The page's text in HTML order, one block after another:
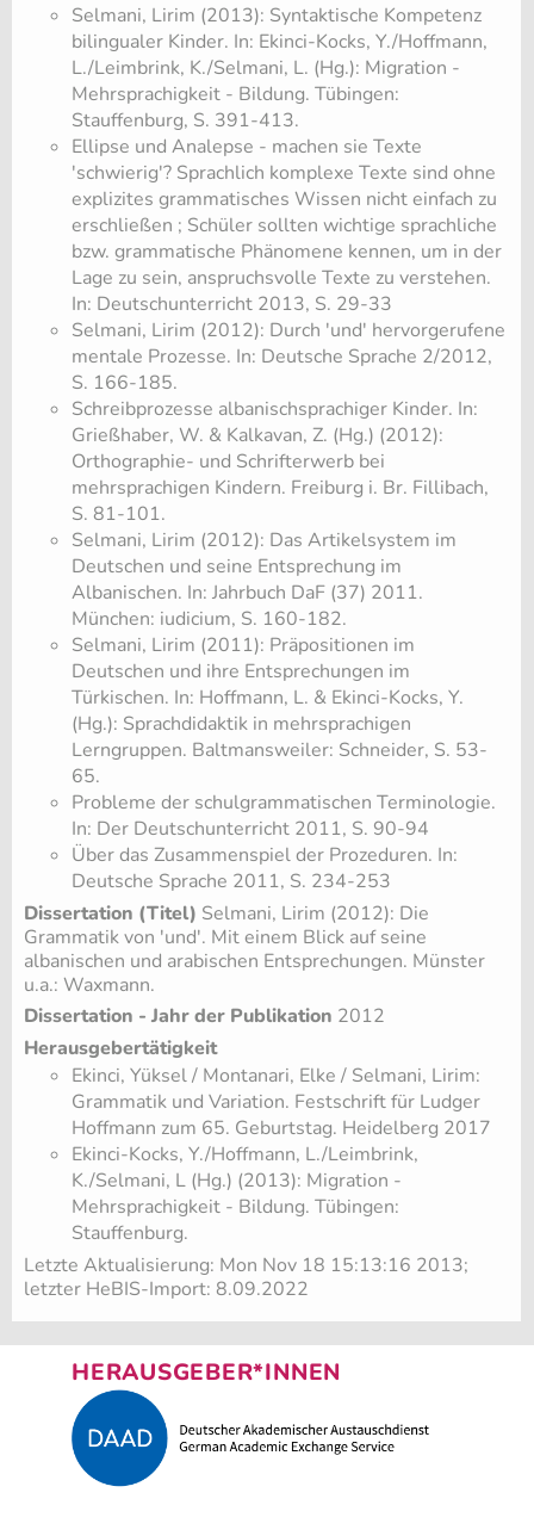
Selmani, Lirim (2013): Syntaktische Kompetenz
bilingualer Kinder. In: Ekinci-Kocks, Y./Hoffmann,
L./Leimbrink, K./Selmani, L. (Hg.): Migration -
Mehrsprachigkeit - Bildung. Tübingen:
Stauffenburg, S. 391-413.
​Ellipse und Analepse - machen sie Texte
'schwierig'? Sprachlich komplexe Texte sind ohne
explizites grammatisches Wissen nicht einfach zu
erschließen ; Schüler sollten wichtige sprachliche
bzw. grammatische Phänomene kennen, um in der
Lage zu sein, anspruchsvolle Texte zu verstehen.
In: Deutschunterricht 2013, S. 29-33
Selmani, Lirim (2012): Durch 'und' hervorgerufene
mentale Prozesse. In: Deutsche Sprache 2/2012,
S. 166-185.
Schreibprozesse albanischsprachiger Kinder. In:
Grießhaber, W. & Kalkavan, Z. (Hg.) (2012):
Orthographie- und Schrifterwerb bei
mehrsprachigen Kindern. Freiburg i. Br. Fillibach,
S. 81-101.
Selmani, Lirim (2012): Das Artikelsystem im
Deutschen und seine Entsprechung im
Albanischen. In: Jahrbuch DaF (37) 2011.
München: iudicium, S. 160-182.
Selmani, Lirim (2011): Präpositionen im
Deutschen und ihre Entsprechungen im
Türkischen. In: Hoffmann, L. & Ekinci-Kocks, Y.
(Hg.): Sprachdidaktik in mehrsprachigen
Lerngruppen. Baltmansweiler: Schneider, S. 53-
65.
​Probleme der schulgrammatischen Terminologie.
In: Der Deutschunterricht 2011, S. 90-94
​Über das Zusammenspiel der Prozeduren. In:
Deutsche Sprache 2011, S. 234-253
Dissertation (Titel) Selmani, Lirim (2012): Die
Grammatik von 'und'. Mit einem Blick auf seine
albanischen und arabischen Entsprechungen. Münster
u.a.: Waxmann.
Dissertation - Jahr der Publikation 2012
Herausgebertätigkeit
​Ekinci, Yüksel / Montanari, Elke / Selmani, Lirim:
Grammatik und Variation. Festschrift für Ludger
Hoffmann zum 65. Geburtstag. Heidelberg 2017
Ekinci-Kocks, Y./Hoffmann, L./Leimbrink,
K./Selmani, L (Hg.) (2013): Migration -
Mehrsprachigkeit - Bildung. Tübingen:
Stauffenburg.
Letzte Aktualisierung: Mon Nov 18 15:13:16 2013;
letzter HeBIS-Import: 8.09.2022
HERAUSGEBER*INNEN